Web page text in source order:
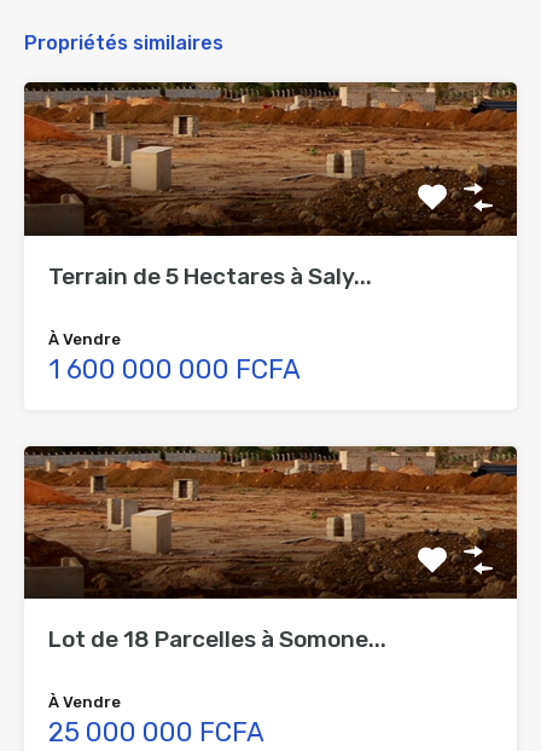
Propriétés similaires
Terrain de 5 Hectares à Saly...
À Vendre
1 600 000 000 FCFA
Lot de 18 Parcelles à Somone...
À Vendre
25 000 000 FCFA